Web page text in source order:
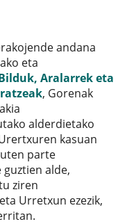
andana
eta
Aralarrek eta
, Gorenak
alderdietako
kasuan
parte
guztien alde,
ziren
Urretxun ezezik,